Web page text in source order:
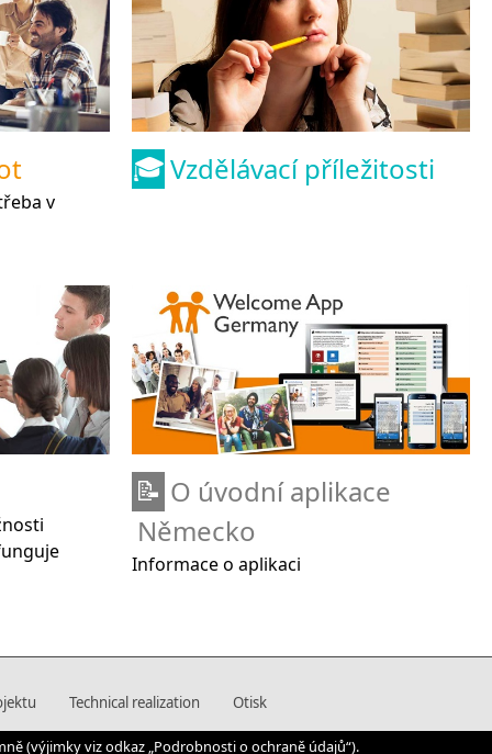
v
🎓 Vzdělávací příležitosti
📝 O úvodní aplikace
Německo
Informace o aplikaci
(výjimky viz odkaz „Podrobnosti o ochraně údajů“).
Technical realization Otisk